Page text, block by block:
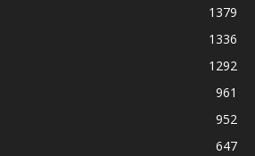
1379
1336
1292
961
952
647